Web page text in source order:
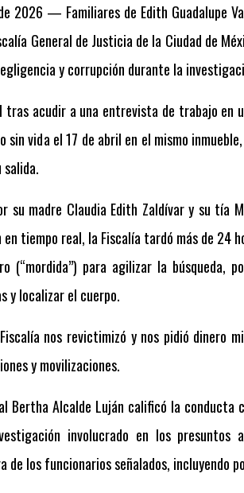
2026 — Familiares de Edith Guadalupe
General de Justicia de la Ciudad de
y corrupción durante la
tras acudir a una entrevista de trabajo en
sin vida el 17 de abril en el mismo
su madre Claudia Edith Zaldívar y su tía
tiempo real, la Fiscalía tardó más de 24
(“mordida”) para agilizar la búsqueda,
y localizar el cuerpo.
nos revictimizó y nos pidió dinero
y movilizaciones.
Bertha Alcalde Luján calificó la conducta
involucrado en los
los funcionarios señalados, incluyendo